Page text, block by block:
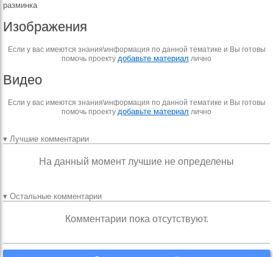
разминка
Изображения
Если у вас имеются знания\информация по данной тематике и Вы готовы
помочь проекту добавьте материал лично
Видео
Если у вас имеются знания\информация по данной тематике и Вы готовы
помочь проекту добавьте материал лично
▾ Лучшие комментарии
На данный момент лучшие не определены
▾ Остальные комментарии
Комментарии пока отсутствуют.